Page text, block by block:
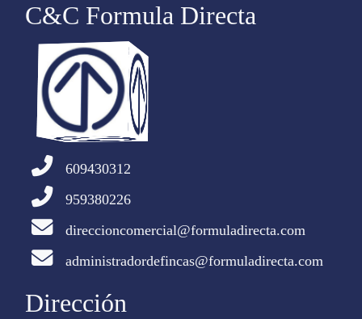
C&C Formula Directa
609430312
959380226
direccioncomercial@formuladirecta.com
administradordefincas@formuladirecta.com
Dirección